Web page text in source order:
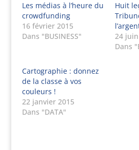
Les médias à l’heure du
crowdfunding
16 février 2015
Dans "BUSINESS"
Huit
24
Dans
Cartographie : donnez
de la classe à vos
couleurs !
22 janvier 2015
Dans "DATA"